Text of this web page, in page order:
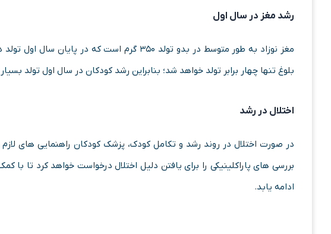
رشد مغز در سال اول
مغز نوزاد به طور متوسط در بدو تولد ۳۵۰ گرم است
بلوغ تنها چهار برابر تولد خواهد شد؛ بنابراین رشد کودکان در سال اول تولد
اختلال در رشد
در صورت اختلال در روند رشد و تکامل کودک، پزشک کودکان راهنمایی های
بررسی های پاراکلینیکی را برای یافتن دلیل اختلال درخواست خواهد کرد تا
ادامه یابد.